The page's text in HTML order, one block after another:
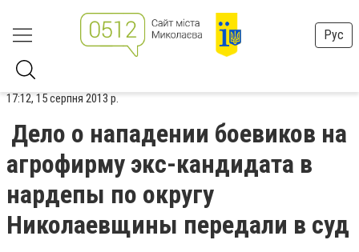
Рус
17:12, 15 серпня 2013 р.
Дело о нападении боевиков на
агрофирму экс-кандидата в
нардепы по округу
Николаевщины передали в суд